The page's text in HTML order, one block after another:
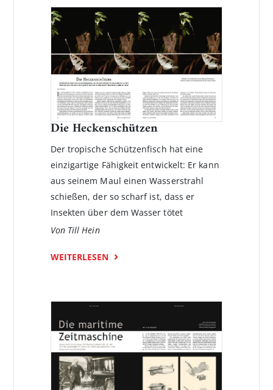
Die Heckenschützen
Der tropische Schützenfisch hat eine
einzigartige Fähigkeit ent­wickelt: Er kann
aus seinem Maul einen Wasserstrahl
schießen, der so scharf ist, dass er
Insekten über dem Wasser tötet
Von Till Hein
WEITERLESEN